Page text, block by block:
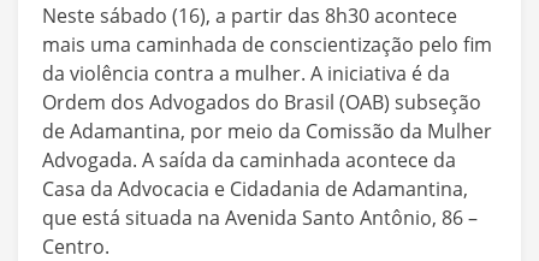
Neste sábado (16), a partir das 8h30 acontece
mais uma caminhada de conscientização pelo fim
da violência contra a mulher. A iniciativa é da
Ordem dos Advogados do Brasil (OAB) subseção
de Adamantina, por meio da Comissão da Mulher
Advogada. A saída da caminhada acontece da
Casa da Advocacia e Cidadania de Adamantina,
que está situada na Avenida Santo Antônio, 86 –
Centro.